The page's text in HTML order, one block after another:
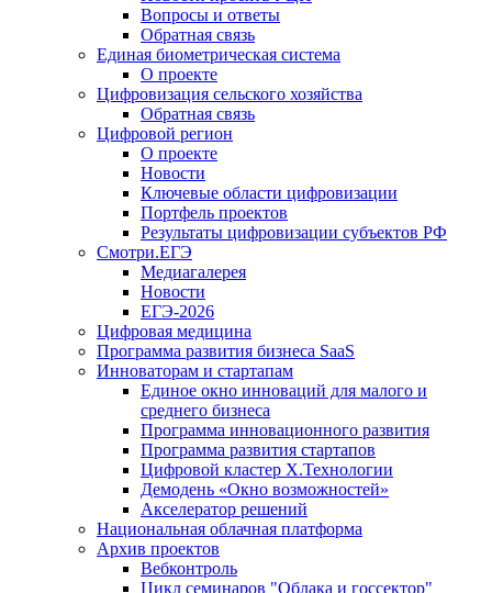
Вопросы и ответы
Обратная связь
Единая биометрическая система
О проекте
Цифровизация сельского хозяйства
Обратная связь
Цифровой регион
О проекте
Новости
Ключевые области цифровизации
Портфель проектов
Результаты цифровизации субъектов РФ
Смотри.ЕГЭ
Медиагалерея
Новости
ЕГЭ-2026
Цифровая медицина
Программа развития бизнеса SaaS
Инноваторам и стартапам
Единое окно инноваций для малого и
среднего бизнеса
Программа инновационного развития
Программа развития стартапов
Цифровой кластер X.Технологии
Демодень «Окно возможностей»
Акселератор решений
Национальная облачная платформа
Архив проектов
Вебконтроль
Цикл семинаров "Облака и госсектор"